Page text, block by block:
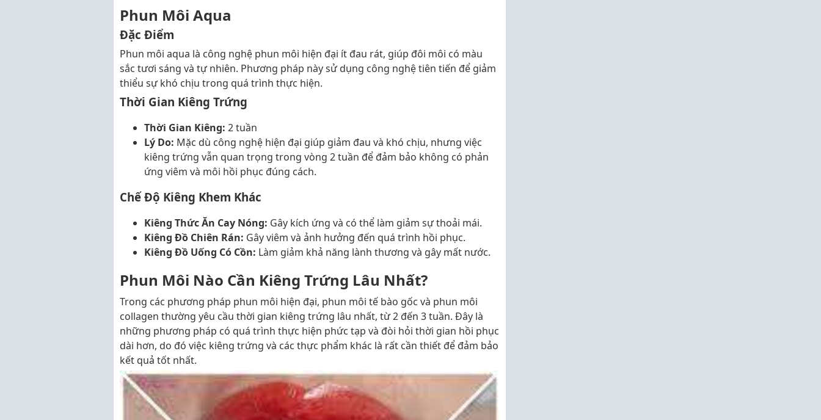
Phun Môi Aqua
Đặc Điểm
Phun môi aqua là công nghệ phun môi hiện đại ít đau rát, giúp đôi môi có màu
sắc tươi sáng và tự nhiên. Phương pháp này sử dụng công nghệ tiên tiến để giảm
thiểu sự khó chịu trong quá trình thực hiện.
Thời Gian Kiêng Trứng
Thời Gian Kiêng: 2 tuần
Lý Do: Mặc dù công nghệ hiện đại giúp giảm đau và khó chịu, nhưng việc
kiêng trứng vẫn quan trọng trong vòng 2 tuần để đảm bảo không có phản
ứng viêm và môi hồi phục đúng cách.
Chế Độ Kiêng Khem Khác
Kiêng Thức Ăn Cay Nóng: Gây kích ứng và có thể làm giảm sự thoải mái.
Kiêng Đồ Chiên Rán: Gây viêm và ảnh hưởng đến quá trình hồi phục.
Kiêng Đồ Uống Có Cồn: Làm giảm khả năng lành thương và gây mất nước.
Phun Môi Nào Cần Kiêng Trứng Lâu Nhất?
Trong các phương pháp phun môi hiện đại, phun môi tế bào gốc và phun môi
collagen thường yêu cầu thời gian kiêng trứng lâu nhất, từ 2 đến 3 tuần. Đây là
những phương pháp có quá trình thực hiện phức tạp và đòi hỏi thời gian hồi phục
dài hơn, do đó việc kiêng trứng và các thực phẩm khác là rất cần thiết để đảm bảo
kết quả tốt nhất.